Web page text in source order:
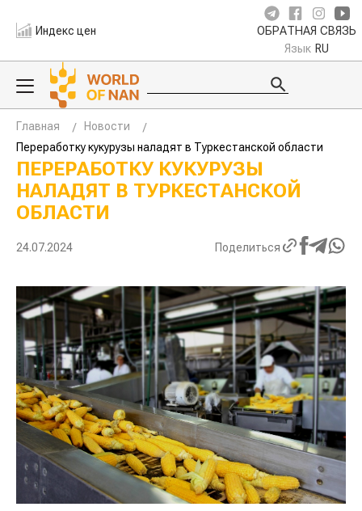
Индекс цен ОБРАТНАЯ СВЯЗЬ
Язык RU
Главная
Новости
Переработку кукурузы наладят в Туркестанской области
ПЕРЕРАБОТКУ КУКУРУЗЫ
НАЛАДЯТ В ТУРКЕСТАНСКОЙ
ОБЛАСТИ
24.07.2024 Поделиться